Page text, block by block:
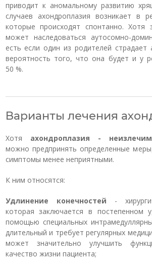
приводит к аномальному развитию
случаев ахондроплазия возникает в
которые происходят спонтанно. Хотя
может наследоваться аутосомно-
есть если один из родителей страдает
вероятность того, что она будет и у
50 %.
Варианты лечения
Хотя ахондроплазия -
можно предпринять определенные
симптомы менее неприятными.
К ним относятся:
Удлинение конечностей -
которая заключается в постепенном
помощью специальных
длительный и требует регулярных
может значительно улучшить
качество жизни пациента;